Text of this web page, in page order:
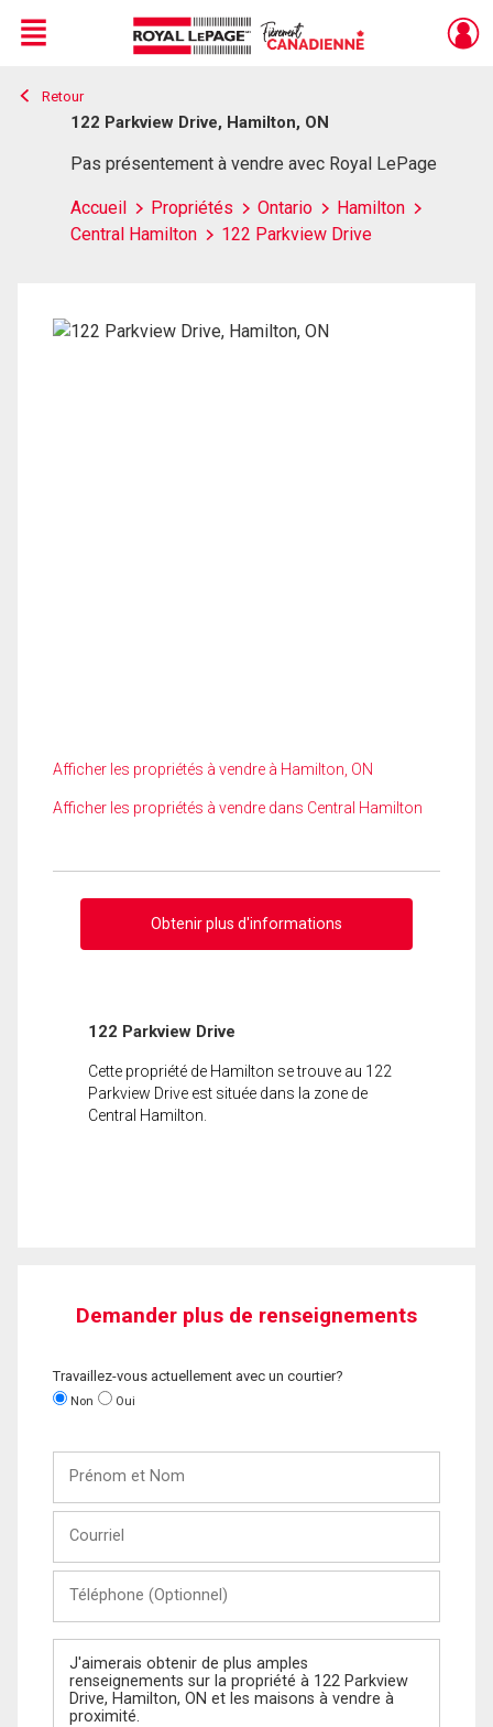
Live
En Direct
Menu
Retour
122 Parkview Drive, Hamilton, ON
Pas présentement à vendre avec Royal LePage
Accueil Propriétés Ontario
Hamilton
Central Hamilton
122 Parkview Drive
Afficher les propriétés à vendre à Hamilton, ON
Afficher les propriétés à vendre dans Central Hamilton
Obtenir plus d'informations
122 Parkview Drive
Cette propriété de Hamilton se trouve au 122
Parkview Drive est située dans la zone de
Central Hamilton.
Demander plus de renseignements
Travaillez-vous actuellement avec un courtier?
Non Oui
Nom
(Optionnel)
Message